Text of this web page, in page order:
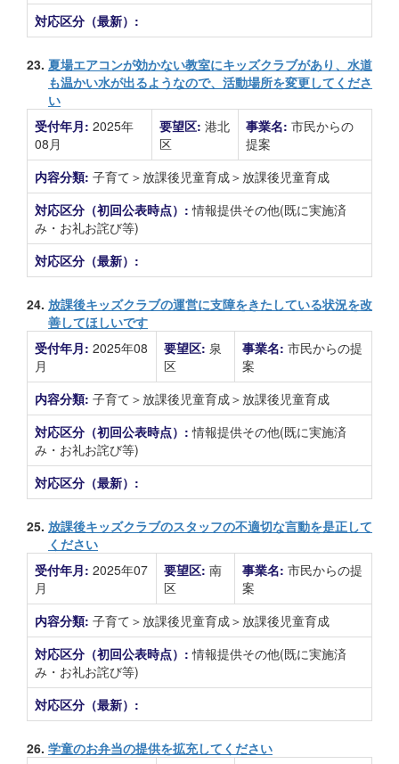
対応区分（最新）:
23. 夏場エアコンが効かない教室にキッズクラブがあり、水道
も温かい水が出るようなので、活動場所を変更してくださ
い
受付年月: 2025年
08月
要望区: 港北
区
事業名: 市民からの
提案
内容分類: 子育て＞放課後児童育成＞放課後児童育成
対応区分（初回公表時点）:情報提供その他(既に実施済
み・お礼お詫び等)
対応区分（最新）:
24. 放課後キッズクラブの運営に支障をきたしている状況を改
善してほしいです
受付年月: 2025年08
月
要望区: 泉
区
事業名: 市民からの提
案
内容分類: 子育て＞放課後児童育成＞放課後児童育成
対応区分（初回公表時点）:情報提供その他(既に実施済
み・お礼お詫び等)
対応区分（最新）:
25. 放課後キッズクラブのスタッフの不適切な言動を是正して
ください
受付年月: 2025年07
月
要望区: 南
区
事業名: 市民からの提
案
内容分類: 子育て＞放課後児童育成＞放課後児童育成
対応区分（初回公表時点）:情報提供その他(既に実施済
み・お礼お詫び等)
対応区分（最新）:
26. 学童のお弁当の提供を拡充してください